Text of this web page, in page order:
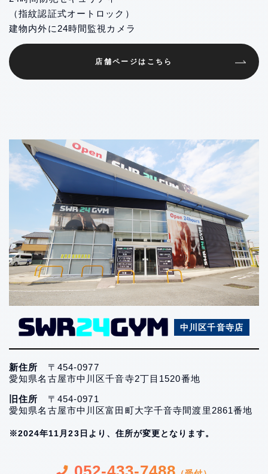
（指紋認証式オートロック）
建物内外に24時間監視カメラ
店舗ページはこちら
中川区千音寺店
新住所 〒454-0977
愛知県名古屋市中川区千音寺2丁目1520番地
旧住所 〒454-0971
愛知県名古屋市中川区富田町大字千音寺間渡里2861番地
※2024年11月23日より、住所が変更となります。